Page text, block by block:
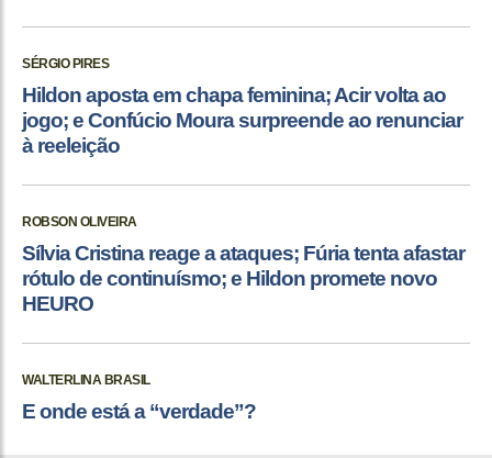
SÉRGIO PIRES
Hildon aposta em chapa feminina; Acir volta ao
jogo; e Confúcio Moura surpreende ao renunciar
à reeleição
ROBSON OLIVEIRA
Sílvia Cristina reage a ataques; Fúria tenta afastar
rótulo de continuísmo; e Hildon promete novo
HEURO
WALTERLINA BRASIL
E onde está a “verdade”?